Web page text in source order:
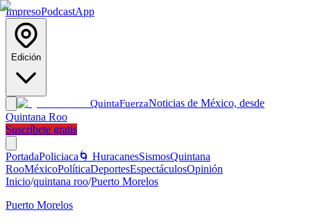
ImpresoPodcastApp
Edición
QuintaFuerzaNoticias de México, desde
Quintana Roo
Suscríbete gratis
PortadaPoliciaca 🌀 HuracanesSismosQuintana
RooMéxicoPolíticaDeportesEspectáculosOpinión
Inicio/quintana roo/Puerto Morelos
Puerto Morelos